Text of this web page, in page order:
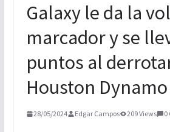
Galaxy le da la
marcador y se
puntos al
Houston Dynamo
28/05/2024 Edgar Campos 209 Views 0